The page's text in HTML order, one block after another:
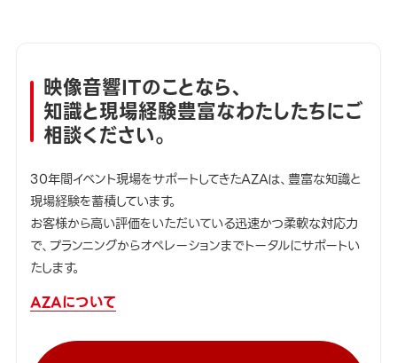
映像音響ITのことなら、
知識と現場経験豊富なわたしたちにご
相談ください。
30年間イベント現場をサポートしてきたAZAは、豊富な知識と
現場経験を蓄積しています。
お客様から高い評価をいただいている迅速かつ柔軟な対応力
で、プランニングからオペレーションまでトータルにサポートい
たします。
AZAについて